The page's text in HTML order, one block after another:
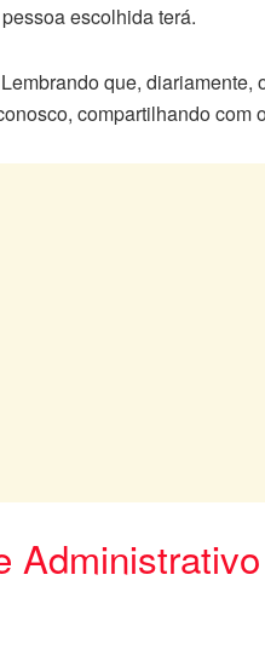
escolhida terá.
que, diariamente,
compartilhando com
Administrativo